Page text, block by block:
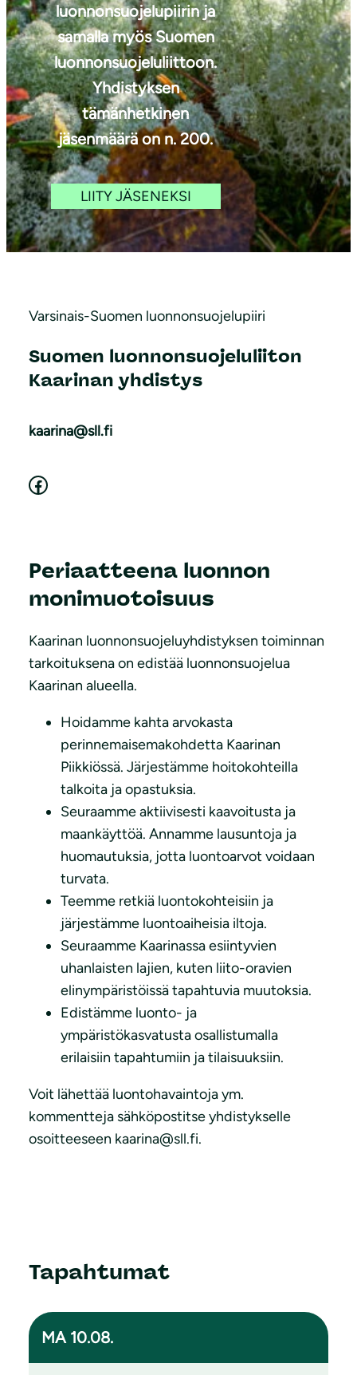
luonnonsuojelupiirin ja
samalla myös Suomen
luonnonsuojeluliittoon.
Yhdistyksen
tämänhetkinen
jäsenmäärä on n. 200.
LIITY JÄSENEKSI
Periaatteena luonnon
monimuotoisuus
Kaarinan luonnonsuojeluyhdistyksen toiminnan
tarkoituksena on edistää luonnonsuojelua
Kaarinan alueella.
Hoidamme kahta arvokasta
perinnemaisemakohdetta Kaarinan
Piikkiössä. Järjestämme hoitokohteilla
talkoita ja opastuksia.
Seuraamme aktiivisesti kaavoitusta ja
maankäyttöä. Annamme lausuntoja ja
huomautuksia, jotta luontoarvot voidaan
turvata.
Teemme retkiä luontokohteisiin ja
järjestämme luontoaiheisia iltoja.
Seuraamme Kaarinassa esiintyvien
uhanlaisten lajien, kuten liito-oravien
elinympäristöissä tapahtuvia muutoksia.
Edistämme luonto- ja
ympäristökasvatusta osallistumalla
erilaisiin tapahtumiin ja tilaisuuksiin.
Voit lähettää luontohavaintoja ym.
kommentteja sähköpostitse yhdistykselle
osoitteeseen kaarina@sll.fi.
Varsinais-Suomen luonnonsuojelupiiri
Suomen luonnonsuojeluliiton
Kaarinan yhdistys
kaarina@sll.fi
Facebook
Tapahtumat
MA 10.08.